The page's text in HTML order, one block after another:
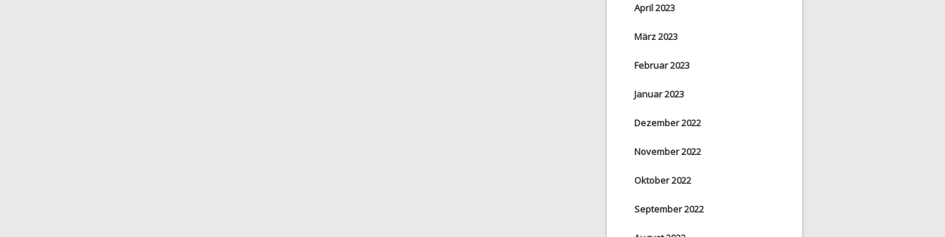
April 2023
März 2023
Februar 2023
Januar 2023
Dezember 2022
November 2022
Oktober 2022
September 2022